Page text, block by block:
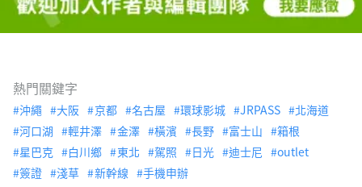
熱門關鍵字
沖繩 大阪 京都 名古屋 環球影城 JRPASS
北海道
河口湖
輕井澤 金澤 橫濱 長野 富士山
箱根
星巴克
白川鄉 東北 駕照 日光 迪士尼
outlet
簽證
淺草 新幹線 手機申辦